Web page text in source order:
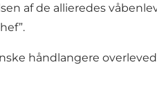
af de allieredes
håndlangere